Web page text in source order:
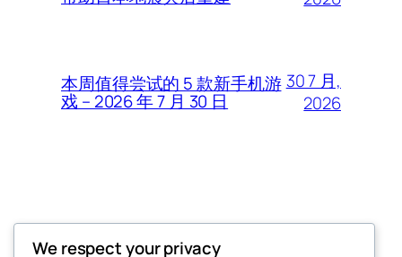
本周值得尝试的 5 款新手机游
戏 – 2026 年 7 月 30 日
30 7 月,
2026
Thunder Feeds
We respect your privacy